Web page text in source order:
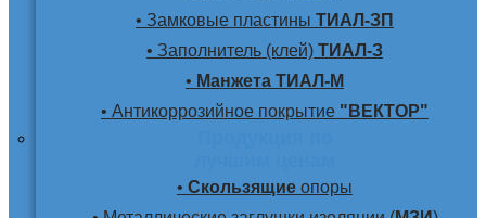
• Замковые пластины ТИАЛ-ЗП
• Заполнитель (клей) ТИАЛ-З
• Манжета ТИАЛ-М
• Антикоррозийное покрытие "ВЕКТОР"
• Скользящие опоры